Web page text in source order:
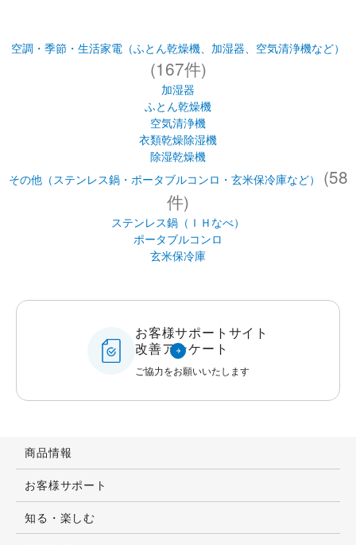
空調・季節・生活家電（ふとん乾燥機、加湿器、空気清浄機など）
(167件)
加湿器
ふとん乾燥機
空気清浄機
衣類乾燥除湿機
除湿乾燥機
その他（ステンレス鍋・ポータブルコンロ・玄米保冷庫など）
(58
件)
ステンレス鍋（ＩＨなべ）
ポータブルコンロ
玄米保冷庫
お客様サポートサイト
改善アンケート
ご協力をお願いいたします
商品情報
お客様サポート
知る・楽しむ